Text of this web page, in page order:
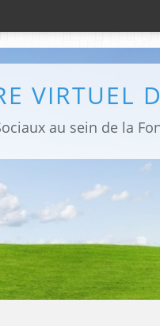
VIRTUEL